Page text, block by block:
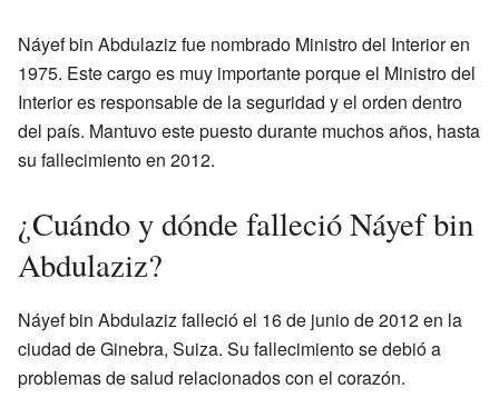
Náyef bin Abdulaziz fue nombrado Ministro del Interior en
1975. Este cargo es muy importante porque el Ministro del
Interior es responsable de la seguridad y el orden dentro
del país. Mantuvo este puesto durante muchos años, hasta
su fallecimiento en 2012.
¿Cuándo y dónde falleció Náyef bin
Abdulaziz?
Náyef bin Abdulaziz falleció el 16 de junio de 2012 en la
ciudad de Ginebra, Suiza. Su fallecimiento se debió a
problemas de salud relacionados con el corazón.